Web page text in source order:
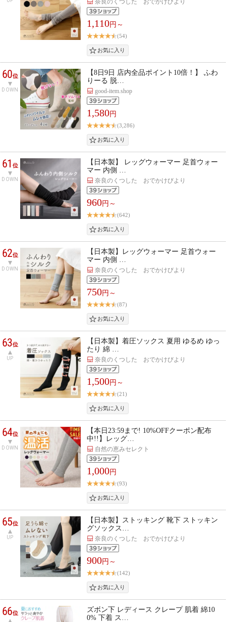
1,110円～
(54)
60位
DOWN
【8日9日 店内全品ポイント10倍！】 ふわ
りーる 脱…
good-item.shop
1,580円
(3,286)
61位
DOWN
【日本製】 レッグウォーマー 足首ウォー
マー 内側 …
奈良のくつした おでかけびより
960円～
(642)
62位
DOWN
【日本製】レッグウォーマー 足首ウォー
マー 内側 …
奈良のくつした おでかけびより
750円～
(87)
63位
UP
【日本製】着圧ソックス 夏用 ゆるめ ゆっ
たり 綿 …
奈良のくつした おでかけびより
1,500円～
(21)
64位
DOWN
【本日23:59まで! 10%OFFクーポン配布
中!!】レッグ…
自然の恵みセレクト
1,000円
(93)
65位
UP
【日本製】ストッキング 靴下 ストッキン
グソックス…
奈良のくつした おでかけびより
900円～
(142)
66位
ズボン下 レディース クレープ 肌着 綿10
0% 下着 ス…